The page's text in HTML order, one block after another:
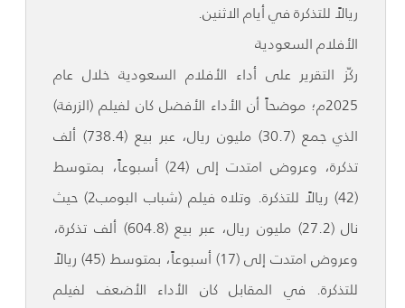
ريالاً للتذكرة في أيام الاثنين.
الأفلام السعودية
ركّز التقرير على أداء الأفلام السعودية خلال عام
2025م؛ موضحاً أن الأداء الأفضل كان لفيلم (الزرفة)
الذي جمع (30.7) مليون ريال، عبر بيع (738.4) ألف
تذكرة، وعروض امتدت إلى (24) أسبوعاً، بمتوسط
(42) ريالاً للتذكرة. وتلاه فيلم (شباب البومب2) حيث
نال (27.2) مليون ريال، عبر بيع (604.8) ألف تذكرة،
وعروض امتدت إلى (17) أسبوعاً، بمتوسط (45) ريالاً
للتذكرة. في المقابل كان الأداء الأضعف لفيلم